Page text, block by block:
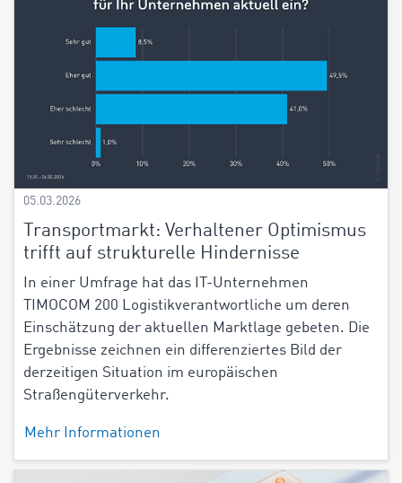
05.03.2026
Transportmarkt: Verhaltener Optimismus
trifft auf strukturelle Hindernisse
In einer Umfrage hat das IT-Unternehmen
TIMOCOM 200 Logistikverantwortliche um deren
Einschätzung der aktuellen Marktlage gebeten. Die
Ergebnisse zeichnen ein differenziertes Bild der
derzeitigen Situation im europäischen
Straßengüterverkehr.
Mehr Informationen